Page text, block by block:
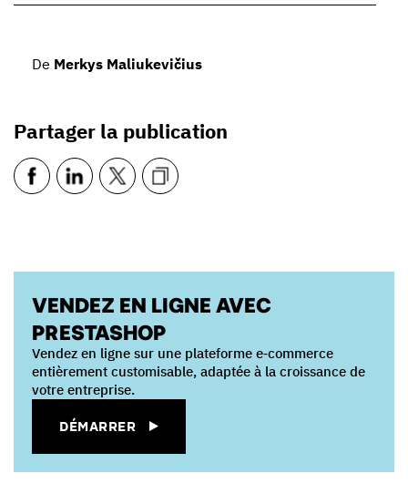
De Merkys Maliukevičius
Partager la publication
VENDEZ EN LIGNE AVEC
PRESTASHOP
Vendez en ligne sur une plateforme e‑commerce
entièrement customisable, adaptée à la croissance de
votre entreprise.
DÉMARRER